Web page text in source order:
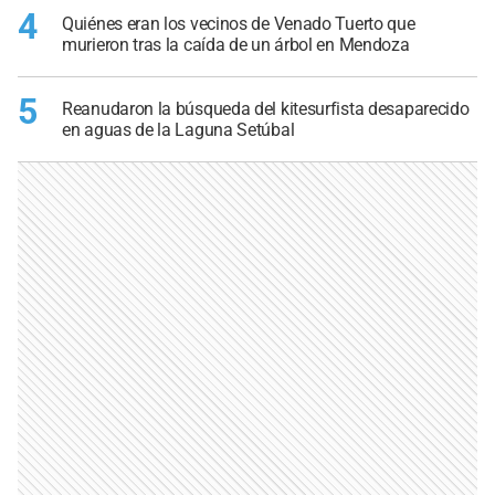
4
Quiénes eran los vecinos de Venado Tuerto que
murieron tras la caída de un árbol en Mendoza
5
Reanudaron la búsqueda del kitesurfista desaparecido
en aguas de la Laguna Setúbal